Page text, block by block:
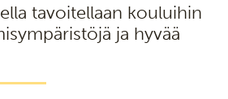
tavoitellaan kouluihin
ja hyvää